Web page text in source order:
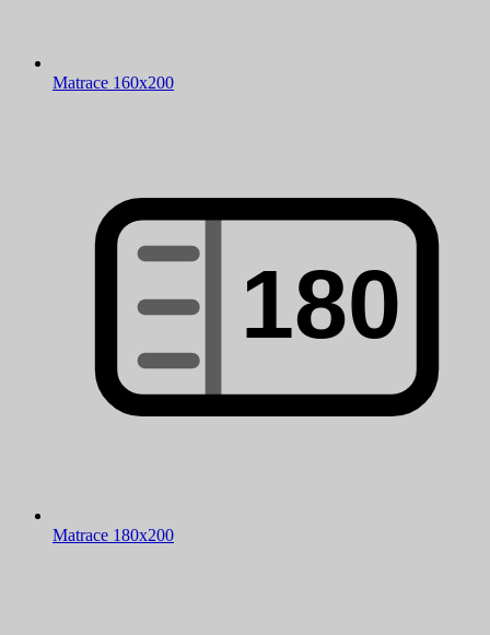
Matrace 160x200
Matrace 180x200